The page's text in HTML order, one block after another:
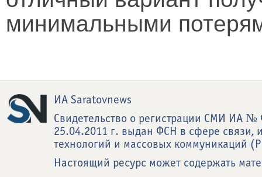
минимальными
ИА Saratovnews
Свидетельство о регистрации СМИ ИА №
25.04.2011 г. выдан ФСН в сфере связи,
технологий и массовых коммуникаций
Настоящий ресурс может содержать